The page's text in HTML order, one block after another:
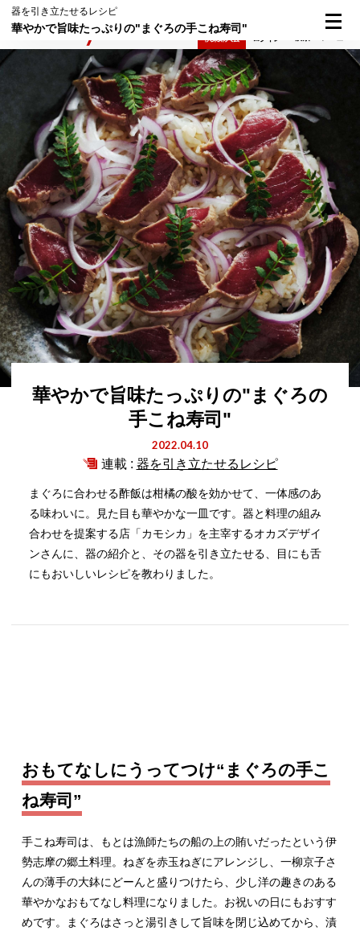
器を引き立たせるレシピ
華やかで旨味たっぷりの"まぐろの手こね寿司"
華やかで旨味たっぷりの"まぐろの
手こね寿司"
2022.04.10
連載 : 器を引き立たせるレシピ
まぐろに合わせる酢飯は柑橘の酸を効かせて、一体感のあ
る味わいに。見た目も華やかな一皿です。器と料理の組み
合わせを提案する店「カモシカ」を主宰するオカズデザイ
ンさんに、器の紹介と、その器を引き立たせる、目にも舌
にもおいしいレシピを教わりました。
おもてなしにうってつけ“まぐろの手こ
ね寿司”
手こね寿司は、もとは漁師たちの船の上の賄いだったという伊
勢志摩の郷土料理。ねぎを赤玉ねぎにアレンジし、一柳京子さ
んの薄手の大鉢にどーんと盛りつけたら、少し洋の趣きのある
華やかなおもてなし料理になりました。お祝いの日にもおすす
めです。まぐろはさっと湯引きして旨味を閉じ込めてから、漬